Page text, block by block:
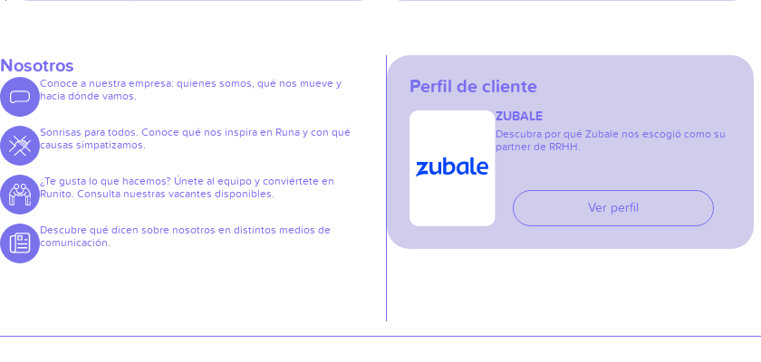
Nosotros
Conoce a nuestra empresa: quienes somos, qué nos mueve y
hacia dónde vamos.
Sonrisas para todos. Conoce qué nos inspira en Runa y con qué
causas simpatizamos.
¿Te gusta lo que hacemos? Únete al equipo y conviértete en
Runito. Consulta nuestras vacantes disponibles.
Descubre qué dicen sobre nosotros en distintos medios de
comunicación.
Perfil de cliente
ZUBALE
Descubra por qué Zubale nos escogió como su
partner de RRHH.
Ver perfil